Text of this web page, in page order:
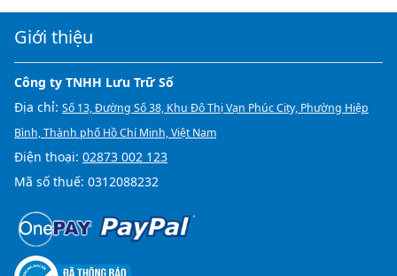
Giới thiệu
Công ty TNHH Lưu Trữ Số
Địa chỉ: Số 13, Đường Số 38, Khu Đô Thị Vạn Phúc City, Phường Hiệp
Bình, Thành phố Hồ Chí Minh, Việt Nam
Điện thoại: 02873 002 123
Mã số thuế: 0312088232